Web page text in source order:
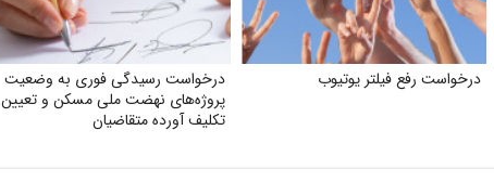
درخواست رفع فیلتر یوتیوب
درخواست رسیدگی فوری به وضعیت
پروژه‌های نهضت ملی مسکن و تعیین
تکلیف آورده متقاضیان